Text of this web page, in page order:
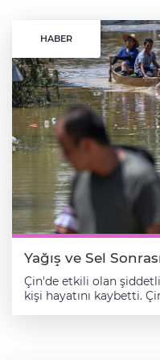
HABER
Yağış ve Sel
Çin'de etkili olan
kişi hayatını kaybetti. Çin basınında çıkan haberlere